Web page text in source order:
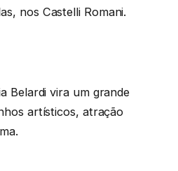
nos Castelli Romani.
Belardi vira um grande
artísticos, atração